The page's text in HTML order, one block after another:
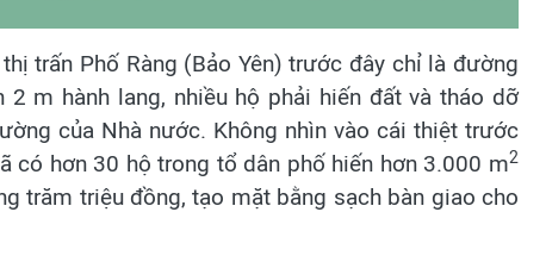
trấn Phố Ràng (Bảo Yên) trước đây chỉ là đường
m hành lang, nhiều hộ phải hiến đất và tháo dỡ
của Nhà nước. Không nhìn vào cái thiệt trước
có hơn 30 hộ trong tổ dân phố hiến hơn 3.000 m2
trăm triệu đồng, tạo mặt bằng sạch bàn giao cho